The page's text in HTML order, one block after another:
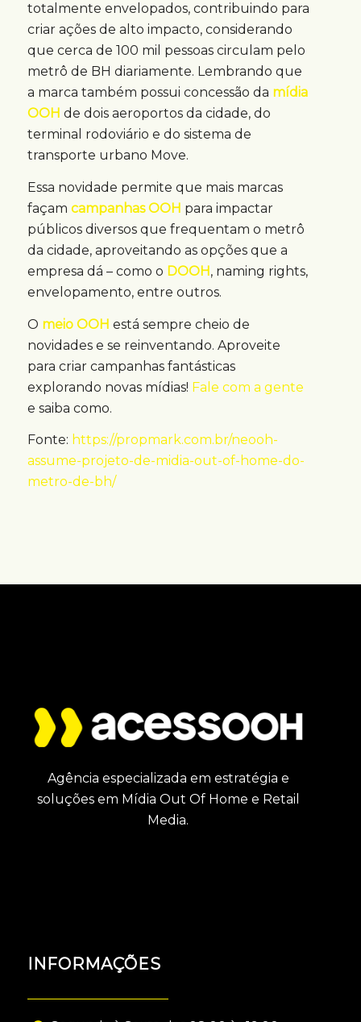
totalmente envelopados, contribuindo para
criar ações de alto impacto, considerando
que cerca de 100 mil pessoas circulam pelo
metrô de BH diariamente. Lembrando que
a marca também possui concessão da mídia
OOH de dois aeroportos da cidade, do
terminal rodoviário e do sistema de
transporte urbano Move.
Essa novidade permite que mais marcas
façam campanhas OOH para impactar
públicos diversos que frequentam o metrô
da cidade, aproveitando as opções que a
empresa dá – como o DOOH, naming rights,
envelopamento, entre outros.
O meio OOH está sempre cheio de
novidades e se reinventando. Aproveite
para criar campanhas fantásticas
explorando novas mídias! Fale com a gente
e saiba como.
Fonte: https://propmark.com.br/neooh-
assume-projeto-de-midia-out-of-home-do-
metro-de-bh/
Agência especializada em estratégia e
soluções em Mídia Out Of Home e Retail
Media.
INFORMAÇÕES